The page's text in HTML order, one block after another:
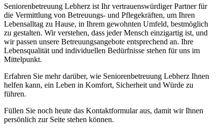
Seniorenbetreuung Lebherz ist Ihr vertrauenswürdiger Partner für
die Vermittlung von Betreuungs- und Pflegekräften, um Ihren
Lebensalltag zu Hause, in Ihrem gewohnten Umfeld, bestmöglich
zu gestalten. Wir verstehen, dass jeder Mensch einzigartig ist, und
wir passen unsere Betreuungsangebote entsprechend an. Ihre
Lebensqualität und individuellen Bedürfnisse stehen für uns im
Mittelpunkt.
Erfahren Sie mehr darüber, wie Seniorenbetreuung Lebherz Ihnen
helfen kann, ein Leben in Komfort, Sicherheit und Würde zu
führen.
Füllen Sie noch heute das Kontaktformular aus, damit wir Ihnen
persönlich zur Seite stehen können.